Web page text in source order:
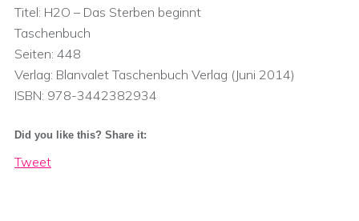
Titel: H2O – Das Sterben beginnt
Taschenbuch
Seiten: 448
Verlag: Blanvalet Taschenbuch Verlag (Juni 2014)
ISBN: 978-3442382934
Did you like this? Share it:
Tweet